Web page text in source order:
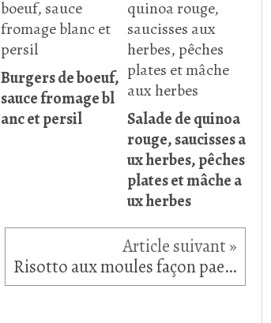
Burgers de boeuf,
sauce fromage bl
anc et persil
Salade de quinoa
rouge, saucisses a
ux herbes, pêches
plates et mâche a
ux herbes
Risotto aux moules façon paella